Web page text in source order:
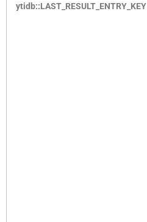
ytidb::LAST_RESULT_ENTRY_KEY